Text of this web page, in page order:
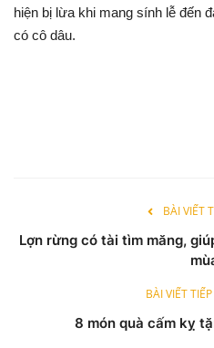
CÔNG NGHỆ
Ngôn ngữ
hiện bị lừa khi mang sính lễ đến
có cô dâu.
BÀI VIẾT
Lợn rừng có tài tìm măng,
BÀI VIẾT
8 món quà cấm kỵ